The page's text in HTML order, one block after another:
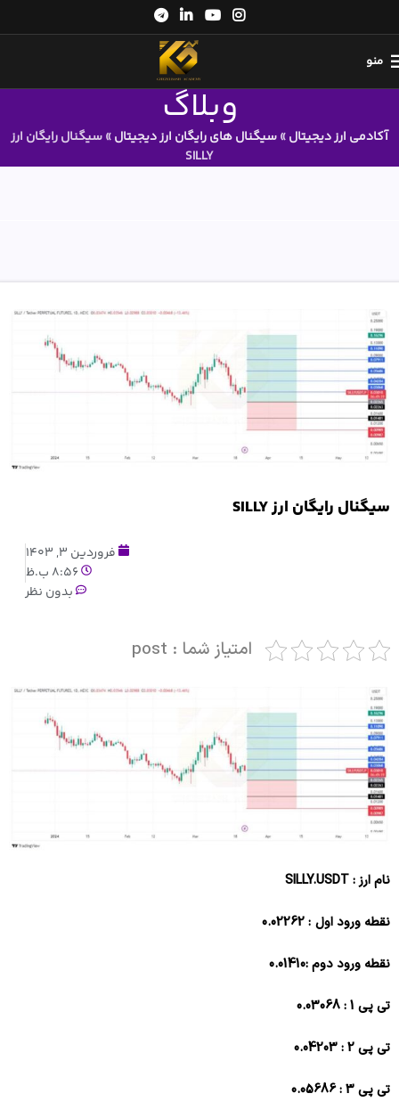
منو
وبلاگ
آکادمی ارز دیجیتال»سیگنال های رایگان ارز دیجیتال»سیگنال رایگان ارز
SILLY
سیگنال رایگان ارز SILLY
فروردین 3, 1403
8:56 ب.ظ
بدون نظر
امتیاز شما : post
نام ارز : SILLY.USDT
نقطه ورود اول : 0.02262
نقطه ورود دوم :0.01410
تی پی 1 : 0.03068
تی پی 2 : 0.04203
تی پی 3 : 0.05686